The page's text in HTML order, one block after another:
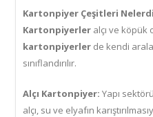
Kartonpiyer Çeşitleri
Kartonpiyerler alçı ve köpük
kartonpiyerler de kendi
sınıflandırılır.
Alçı Kartonpiyer: Yapı
alçı, su ve elyafın